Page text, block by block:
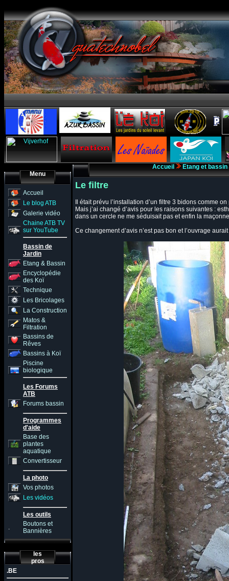
Menu
Accueil
Le blog ATB
Galerie vidéo
Chaine ATB TV
sur YouTube
Bassin de
Jardin
Etang & Bassin
Encyclopédie
des Koï
Technique
Les Bricolages
La Construction
Matos &
Filtration
Bassins de
Rêves
Bassins à Koï
Piscine
biologique
Les Forums
ATB
Forums bassin
Programmes
d'aide
Base des
plantes
aquatique
Convertisseur
La photo
Vos photos
Les vidéos
Les outils
.
Boutons et
Bannières
les
pros
.BE
Accueil Etang et bassin
Le filtre
Il était prévu l’installation d’un filtre 3 bidons comme
Mais j’ai changé d’avis pour les raisons suivantes :
dans un cercle ne me séduisait pas et enfin la
Ce changement d’avis n’est pas bon et l’ouvrage